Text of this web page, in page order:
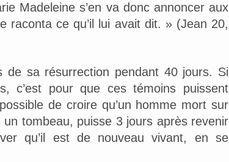
Madeleine s’en va donc annoncer aux
raconta ce qu’il lui avait dit. » (Jean 20,
sa résurrection pendant 40 jours. Si
c’est pour que ces témoins puissent
de croire qu’un homme mort sur
tombeau, puisse 3 jours après revenir
qu’il est de nouveau vivant, en se